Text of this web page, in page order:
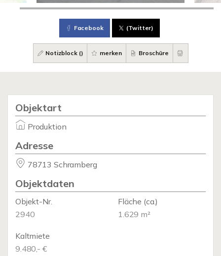
Facebook (Twitter)
Notizblock () merken Broschüre
Objektart
Produktion
Adresse
78713 Schramberg
Objektdaten
Objekt-Nr.
2940
Fläche (ca.)
1.629 m²
Kaltmiete
9.480,- €